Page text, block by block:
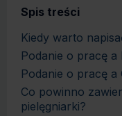
Spis treści
Kiedy warto
Podanie o pracę
Podanie o pracę a
Co powinno
pielęgniarki?